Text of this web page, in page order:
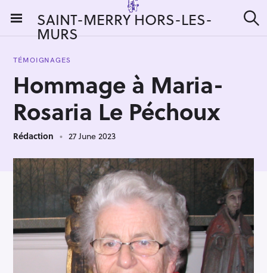
i
SAINT-MERRY HORS-LES-
MURS e
TÉMOIGNAGES
Hommage à Maria-
Rosaria Le Péchoux
Rédaction 27 June 2023